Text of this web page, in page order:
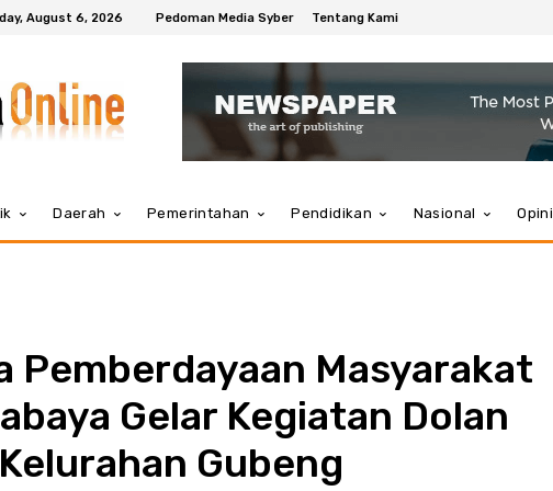
August 6, 2026 Pedoman Media Syber Tentang Kami
Daerah Pemerintahan Pendidikan Nasional Opini
Pemberdayaan Masyarakat
Gelar Kegiatan Dolan
Gubeng